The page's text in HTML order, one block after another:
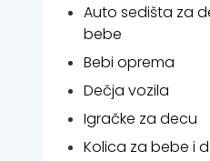
Auto sedišta za
bebe
Bebi oprema
Dečja vozila
Igračke za decu
Kolica za bebe i